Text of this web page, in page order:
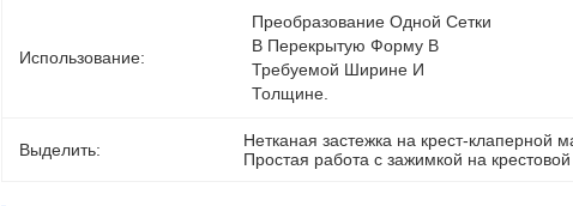
Использование:
Преобразование Одной Сетки
В Перекрытую Форму В
Требуемой Ширине И
Толщине.
Выделить: Нетканая застежка на крест-клаперной
Простая работа с зажимкой на